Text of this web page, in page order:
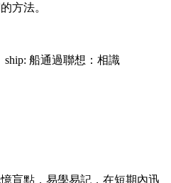
方法。
ship: 船通過聯想：相識
盲點，易學易記，在短期內迅